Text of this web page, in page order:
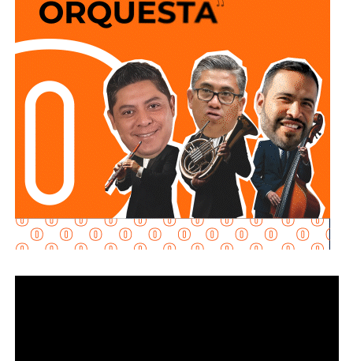
policiales, organismos de auxilio y representantes del
sector privado, el Mandatario Estatal destacó que esta
inversión permitirá reducir riesgos para el personal
operativo, atender con mayor rapidez situaciones de
emergencia y garantizar más seguridad y tranquilidad a las
familias potosinas.
Defensa Nacional mediante la aplicación del Plan DN-III-E,